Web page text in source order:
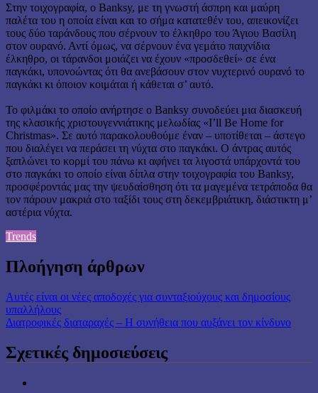
Στην τοιχογραφία, ο Banksy, με τη γνωστή άσπρη και μαύρη
παλέτα του η οποία είναι και το σήμα κατατεθέν του, απεικονίζει
τους δύο ταράνδους που σέρνουν το έλκηθρο του Άγιου Βασίλη
στον ουρανό. Αντί όμως, να σέρνουν ένα γεμάτο παιχνίδια
έλκηθρο, οι τάρανδοι μοιάζει να έχουν «προσδεθεί» σε ένα
παγκάκι, υπονοώντας ότι θα ανεβάσουν στον νυχτερινό ουρανό το
παγκάκι κι όποιον κοιμάται ή κάθεται σ’ αυτό.
Το φιλμάκι το οποίο ανήρτησε ο Banksy συνοδεύει μια διασκευή
της κλασικής χριστουγεννιάτικης μελωδίας «I’ll Be Home for
Christmas». Σε αυτό παρακολουθούμε έναν – υποτίθεται – άστεγο
που διαλέγει να περάσει τη νύχτα στο παγκάκι. Ο άντρας αυτός
ξαπλώνει το κορμί του πάνω κι αφήνει τα λιγοστά υπάρχοντά του
στο παγκάκι το οποίο είναι δίπλα στην τοιχογραφία του Banksy,
προσφέροντάς μας την ψευδαίσθηση ότι τα μαγεμένα τετράποδα θα
τον πάρουν μακριά στο ταξίδι τους στη δεκεμβριάτικη, διάστικτη μ’
αστέρια νύχτα.
Trends
Πλοήγηση άρθρων
Αυτές είναι οι νέες αποδοχές για συνταξιούχους και δημοσίους
υπαλλήλους
Διατροφικές διαταραχές – Η συνήθεια που αυξάνει τον κίνδυνο
Σχετικές δημοσιεύσεις